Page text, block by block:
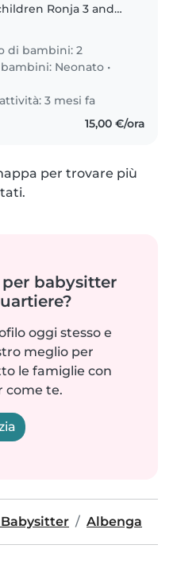
Ronja 3 and
di bambini: 2
Neonato •
3 mesi fa
15,00 €/ora
per trovare più
babysitter
oggi stesso e
meglio per
le famiglie con
come te.
Albenga